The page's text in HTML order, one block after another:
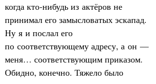
когда кто‑нибудь из актёров не
принимал его замысловатых эскапад.
Ну я и послал его
по соответствующему адресу, а он —
меня… соответствующим приказом.
Обидно, конечно. Тяжело было